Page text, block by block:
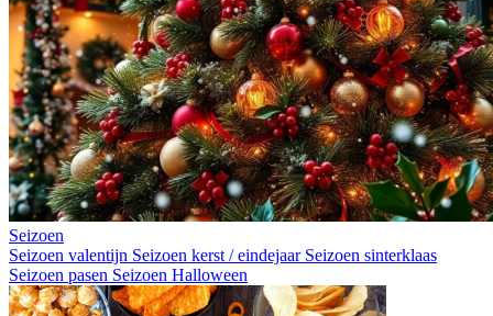
Seizoen
Seizoen valentijn Seizoen kerst / eindejaar Seizoen sinterklaas
Seizoen pasen Seizoen Halloween